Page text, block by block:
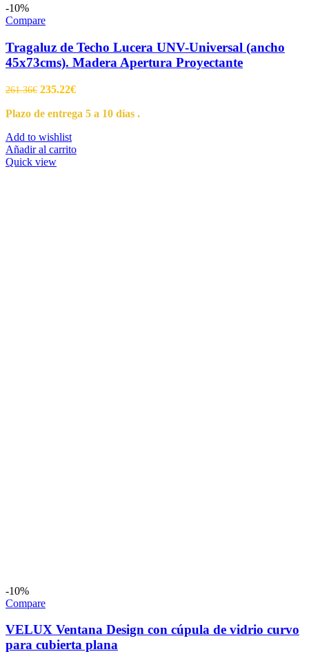
-10%
Compare
Tragaluz de Techo Lucera UNV-Universal (ancho
45x73cms). Madera Apertura Proyectante
261.36€ 235.22€
Plazo de entrega 5 a 10 días .
Add to wishlist
Añadir al carrito
Quick view
-10%
Compare
VELUX Ventana Design con cúpula de vidrio curvo
para cubierta plana